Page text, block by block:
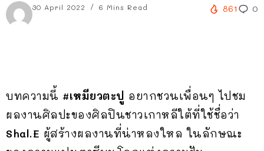
30 April 2022 6 Mins Read 861 0
บทความนี้ #เหมียวตะปู อยากชวนเพื่อนๆ ไปชม
ผลงานศิลปะของศิลปินชาวเกาหลีใต้ที่ใช้ชื่อว่า
Shal.E ผู้สร้างผลงานที่น่าหลงใหล ในลักษณะ